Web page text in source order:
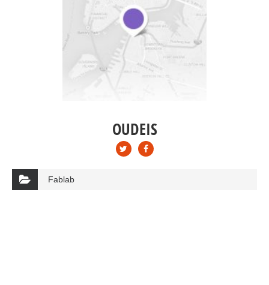
OUDEIS
Fablab